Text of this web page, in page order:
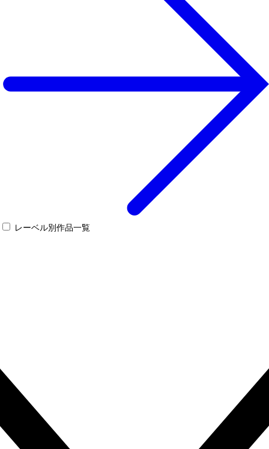
レーベル別作品一覧